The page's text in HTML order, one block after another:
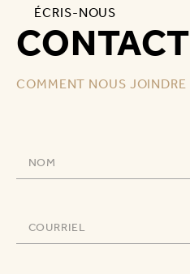
ÉCRIS-NOUS
CONTACT
COMMENT NOUS JOINDRE